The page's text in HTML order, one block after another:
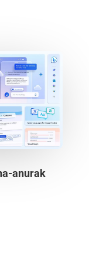
anurak